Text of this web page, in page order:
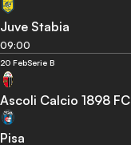
Juve Stabia
09:00
20 FebSerie B
Ascoli Calcio 1898 FC
Pisa